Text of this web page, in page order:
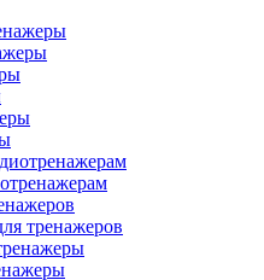
тренажеров